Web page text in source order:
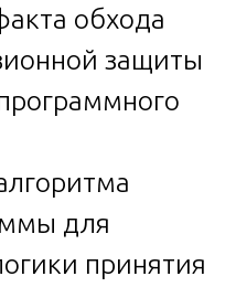
обхода
защиты
для
принятия